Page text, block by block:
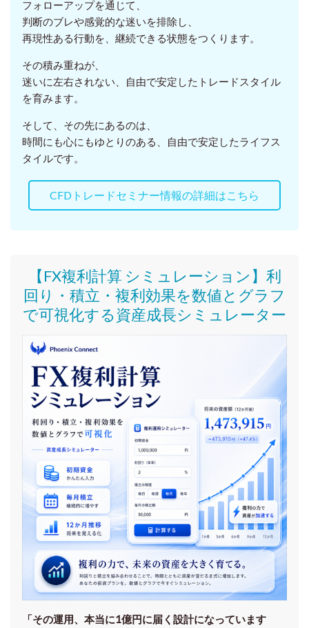
フォローアップを通じて、
判断のブレや感覚的な迷いを排除し、
再現性ある行動を、継続できる状態をつくります。
その積み重ねが、
迷いに左右されない、自由で安定したトレードスタイル
を育みます。
そして、その先にあるのは、
時間にも心にもゆとりのある、自由で安定したライフス
タイルです。
CFDトレードセミナー情報の詳細はこちら
【FX複利計算 シミュレーション】利
回り・積立・複利効果を数値とグラフ
で可視化する資産成長シミュレーター
「その運用、本当に1億円に届く設計になっています